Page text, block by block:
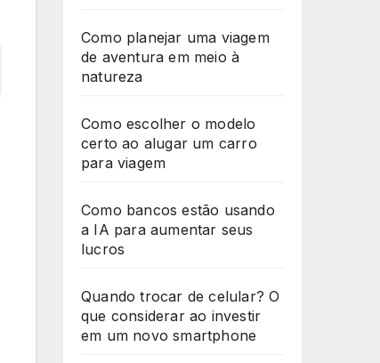
Como planejar uma viagem
de aventura em meio à
natureza
Como escolher o modelo
certo ao alugar um carro
para viagem
Como bancos estão usando
a IA para aumentar seus
lucros
Quando trocar de celular? O
que considerar ao investir
em um novo smartphone